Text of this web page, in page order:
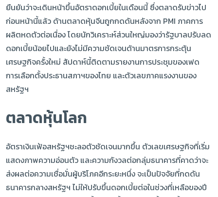
ยืนยันว่าจะเดินหน้าขึ้นอัตราดอกเบี้ยในเดือนนี้ ซึ่งตลาดรับข่าวไป
ก่อนหน้านี้แล้ว ด้านตลาดหุ้นจีนถูกกดดันหลังจาก PMI ภาคการ
ผลิตหดตัวต่อเนื่อง โดยนักวิเคราะห์ส่วนใหญ่มองว่ารัฐบาลปรับลด
ดอกเบี้ยน้อยไปและยังไม่มีความชัดเจนด้านมาตรการกระตุ้น
เศรษฐกิจครั้งใหม่ สัปดาห์นี้ติดตามรายงานการประชุมของเฟด
การเลือกตั้งประธานสภาฯของไทย และตัวเลขภาคแรงงานของ
สหรัฐฯ
ตลาดหุ้นโลก
อัตราเงินเฟ้อสหรัฐฯชะลอตัวชัดเจนมากขึ้น ตัวเลขเศรษฐกิจที่เริ่ม
แสดงภาพความอ่อนตัว และความกังวลต่อกลุ่มธนาคารที่คาดว่าจะ
ส่งผลต่อความเชื่อมั่นผู้บริโภคอีกระยะหนึ่ง จะเป็นปัจจัยที่กดดัน
ธนาคารกลางสหรัฐฯ ไม่ให้ปรับขึ้นดอกเบี้ยต่อในช่วงที่เหลือของปี